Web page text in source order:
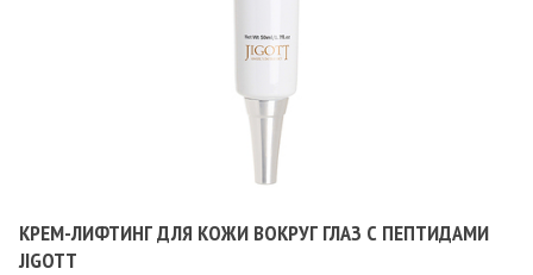
КРЕМ-ЛИФТИНГ ДЛЯ КОЖИ ВОКРУГ ГЛАЗ С ПЕПТИДАМИ
JIGOTT